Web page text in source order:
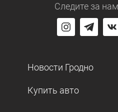
Следите за
Новости Гродно
Купить авто